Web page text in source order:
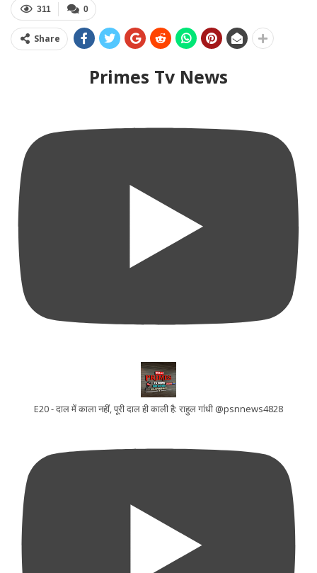
0
311
Share
Primes Tv News
E20 - दाल में काला नहीं, पूरी दाल ही काली है: राहुल गांधी @psnnews4828